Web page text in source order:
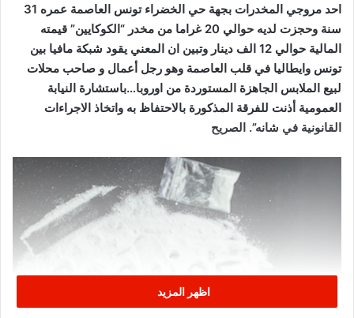
احد مروجي المخدرات بجهة حي الخضراء تونس العاصمة عمره 31
سنة وحجزت لديه حوالي 20 غراما من مخدر “الكوكايين” قيمته
المالية حوالي 12 الف دينار وتبين ان المعني يقود شبكة مافيا بين
تونس وايطاليا في قلب العاصمة وهو رجل أعمال و صاحب محلات
لبيع الملابس الجاهزة المستوردة من اوروبا…باستشارة النيابة
العمومية أذنت للفرقة المذكورة بالاحتفاظ به واتخاذ الاجراءات
القانونية في شانه”. الصريح
اظهر المزيد